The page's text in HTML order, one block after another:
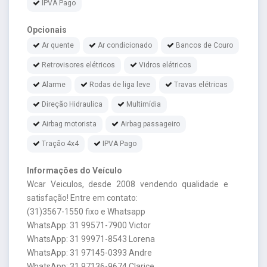
IPVA Pago
Opcionais
Ar quente Ar condicionado Bancos de Couro
Retrovisores elétricos Vidros elétricos
Alarme Rodas de liga leve Travas elétricas
Direção Hidraulica Multimídia
Airbag motorista Airbag passageiro
Tração 4x4 IPVA Pago
Informações do Veículo
Wcar Veiculos, desde 2008 vendendo qualidade e
satisfação! Entre em contato:
(31)3567-1550 fixo e Whatsapp
WhatsApp: 31 99571-7900 Victor
WhatsApp: 31 99971-8543 Lorena
WhatsApp: 31 97145-0393 Andre